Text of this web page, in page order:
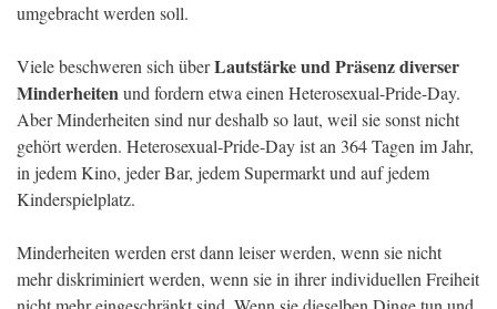
umgebracht werden soll.
Viele beschweren sich überLautstärke und Präsenz diverser
Minderheitenund fordern etwa einen Heterosexual-Pride-Day.
Aber Minderheiten sind nur deshalb so laut, weil sie sonst nicht
gehört werden. Heterosexual-Pride-Day ist an 364 Tagen im Jahr,
in jedem Kino, jeder Bar, jedem Supermarkt und auf jedem
Kinderspielplatz.
Minderheiten werden erst dann leiser werden, wenn sie nicht
mehr diskriminiert werden, wenn sie in ihrer individuellen Freiheit